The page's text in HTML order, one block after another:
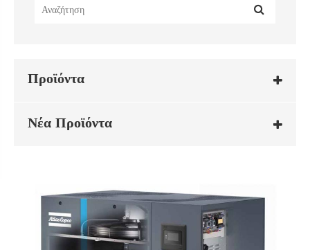
Προϊόντα
Νέα Προϊόντα